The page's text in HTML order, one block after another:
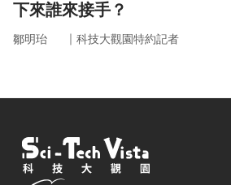
下來誰來接手？
鄒明珆 ｜ 科技大觀園特約記者